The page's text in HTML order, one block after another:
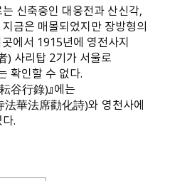
신축중인 대웅전과 산신각,
금은 매몰되었지만 장방형의
에서 1915년에 영전사지
） 사리탑 2기가 서울로
확인할 수 없다.
谷行錄）』에는
華法席勸化詩）와 영천사에
.